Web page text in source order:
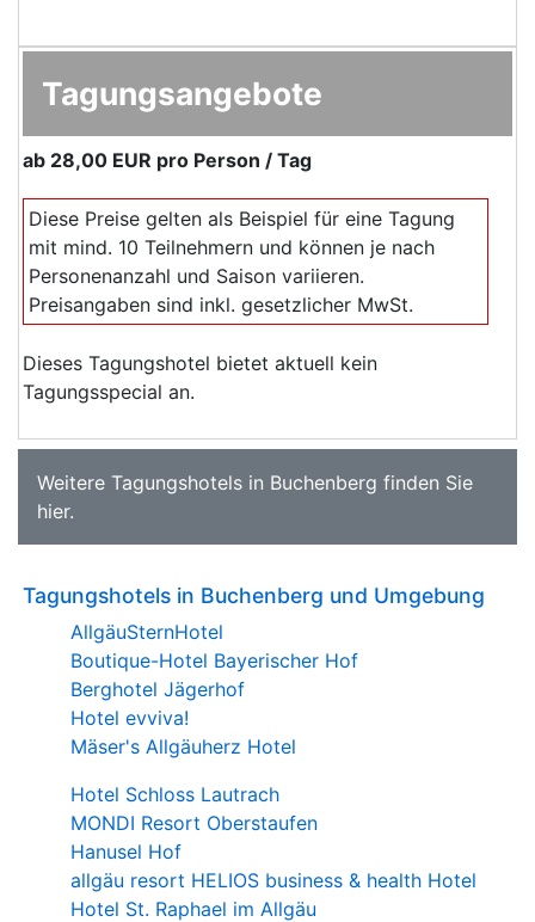
Tagungsangebote
ab 28,00 EUR pro Person / Tag
Diese Preise gelten als Beispiel für eine Tagung
mit mind. 10 Teilnehmern und können je nach
Personenanzahl und Saison variieren.
Preisangaben sind inkl. gesetzlicher MwSt.
Dieses Tagungshotel bietet aktuell kein
Tagungsspecial an.
Weitere Tagungshotels in Buchenberg finden Sie
hier.
Tagungshotels in Buchenberg und Umgebung
AllgäuSternHotel
Boutique-Hotel Bayerischer Hof
Berghotel Jägerhof
Hotel evviva!
Mäser's Allgäuherz Hotel
Hotel Schloss Lautrach
MONDI Resort Oberstaufen
Hanusel Hof
allgäu resort HELIOS business & health Hotel
Hotel St. Raphael im Allgäu